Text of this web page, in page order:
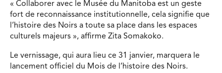
« Collaborer avec le Musée du Manitoba est un geste
fort de reconnaissance institutionnelle, cela signifie que
l’histoire des Noirs a toute sa place dans les espaces
culturels majeurs », affirme Zita Somakoko.
Le vernissage, qui aura lieu ce 31 janvier, marquera le
lancement officiel du Mois de l’histoire des Noirs.